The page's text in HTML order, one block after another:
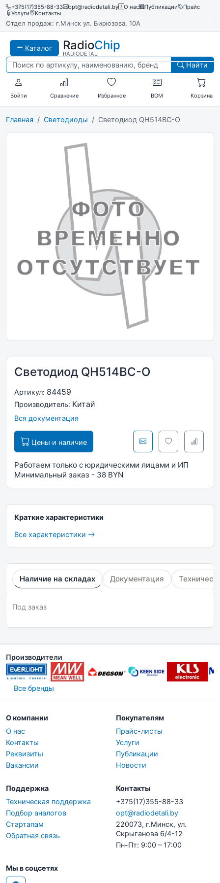
+375(17)355-88-33 opt@radiodetali.by О нас Публикации
Прайс
Услуги
Контакты
Отдел продаж: г.Минск ул. Бирюзова, 10А
Каталог RadioChip
RADIODETALI
Найти
Войти Сравнение Избранное BOM Корзина
Главная Светодиоды Светодиод QH514BC-O
Светодиод QH514BC-O
Артикул: 84459
Производитель: Китай
Вся документация
Цены и наличие
Работаем только с юридическими лицами и ИП
Минимальный заказ - 38 BYN
Краткие характеристики
Все характеристики
Наличие на складах Документация
Под заказ
Производители
Все бренды
О компании
О нас
Контакты
Реквизиты
Вакансии
Покупателям
Прайс-листы
Услуги
Публикации
Новости
Поддержка
Техническая поддержка
Подбор аналогов
Стартапам
Обратная связь
Контакты
+375(17)355-88-33
opt@radiodetali.by
220073, г.Минск, ул.
Скрыганова 6/4-12
Пн-Пт: 9:00 – 17:00
Мы в соцсетях